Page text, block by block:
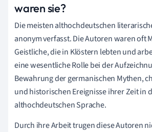
waren sie?
Die meisten althochdeutschen
anonym verfasst. Die Autoren waren oft
Geistliche, die in Klöstern lebten und
eine wesentliche Rolle bei der
Bewahrung der germanischen Mythen,
und historischen Ereignisse ihrer Zeit in
althochdeutschen Sprache.
Durch ihre Arbeit trugen diese Autoren